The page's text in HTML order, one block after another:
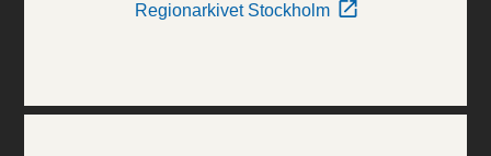
Regionarkivet Stockholm